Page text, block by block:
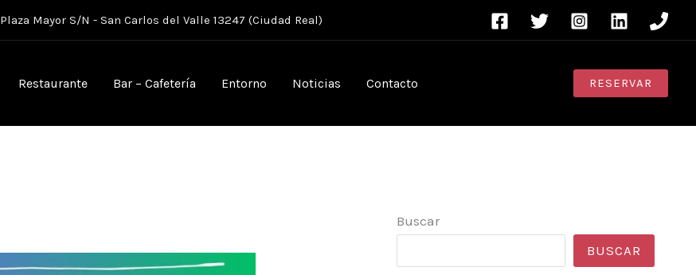
Plaza Mayor S/N - San Carlos del Valle 13247 (Ciudad Real)
Restaurante Bar – Cafetería Entorno Noticias Contacto RESERVAR
Buscar
BUSCAR